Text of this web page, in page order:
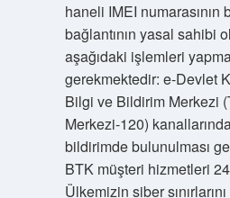
haneli IMEI numarasının
bağlantının yasal sahibi
aşağıdaki işlemleri
gerekmektedir: e-Devlet
Bilgi ve Bildirim Merkezi
Merkezi-120)
bildirimde bulunulması
BTK müşteri hizmetleri 24
Ülkemizin siber